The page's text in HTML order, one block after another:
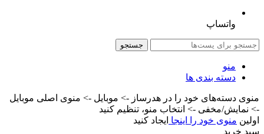
واتساپ
جستجو
منو
دسته بندی ها
منوی دسته‌های خود را در هدرساز -> موبایل -> منوی اصلی موبایل
-> نمایش/مخفی -> انتخاب منو، تنظیم کنید
اولین منوی خود را اینجا ایجاد کنید
سبد خرید